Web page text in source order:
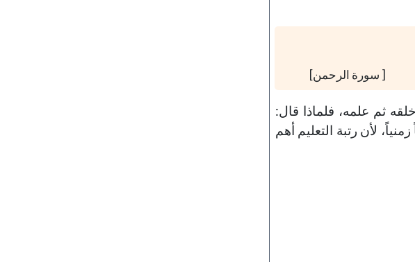
[ سورة الرحمن]
خلقه ثم علمه، فلماذا قال:
لأن رتبة التعليم أهم